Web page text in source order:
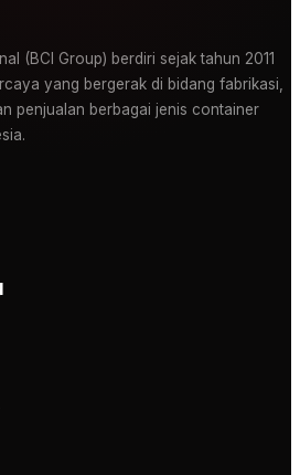
(BCI Group) berdiri sejak tahun 2011
yang bergerak di bidang fabrikasi,
penjualan berbagai jenis container